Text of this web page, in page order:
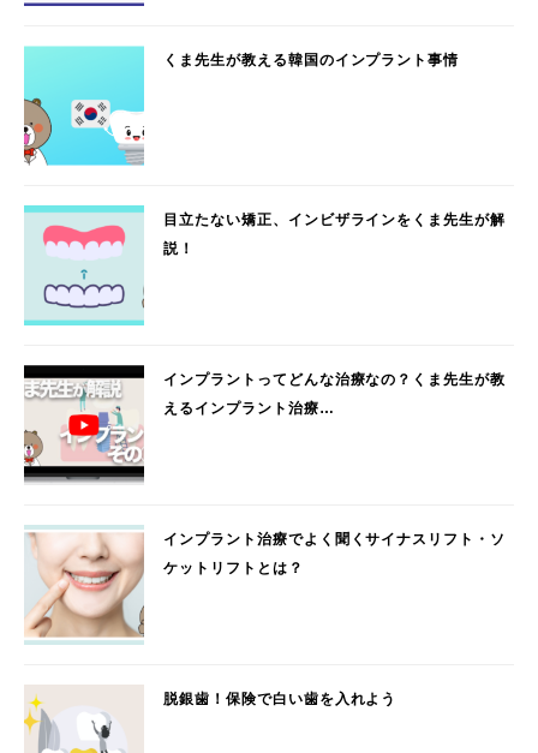
くま先生が教える韓国のインプラント事情
目立たない矯正、インビザラインをくま先生が解
説！
インプラントってどんな治療なの？くま先生が教
えるインプラント治療…
インプラント治療でよく聞くサイナスリフト・ソ
ケットリフトとは？
脱銀歯！保険で白い歯を入れよう